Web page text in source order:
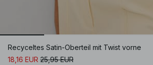
Recyceltes Satin-Oberteil mit Twist vorne
18,16 EUR 25,95 EUR